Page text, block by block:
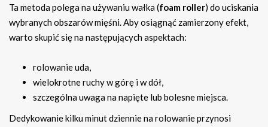
Ta metoda polega na używaniu wałka (foam roller) do uciskania
wybranych obszarów mięśni. Aby osiągnąć zamierzony efekt,
warto skupić się na następujących aspektach:
rolowanie uda,
wielokrotne ruchy w górę i w dół,
szczególna uwaga na napięte lub bolesne miejsca.
Dedykowanie kilku minut dziennie na rolowanie przynosi